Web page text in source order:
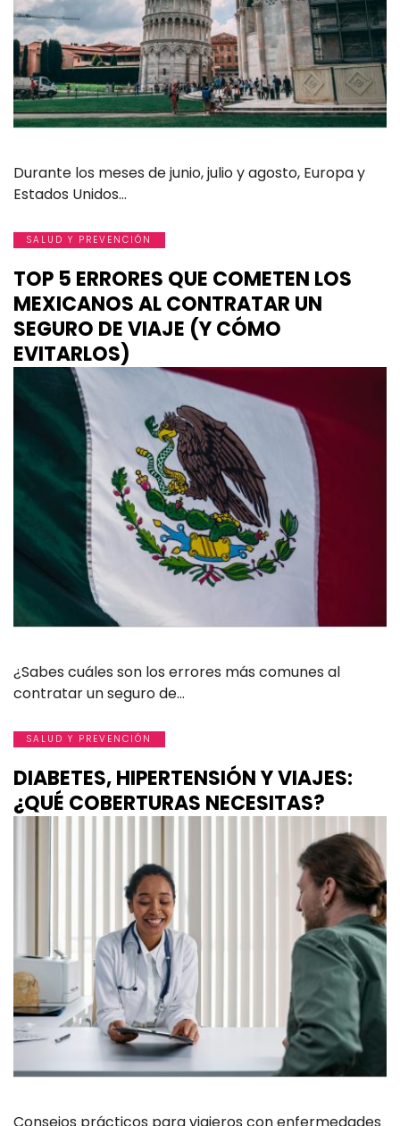
Durante los meses de junio, julio y agosto, Europa y
Estados Unidos…
SALUD Y PREVENCIÓN
TOP 5 ERRORES QUE COMETEN LOS
MEXICANOS AL CONTRATAR UN
SEGURO DE VIAJE (Y CÓMO
EVITARLOS)
¿Sabes cuáles son los errores más comunes al
contratar un seguro de…
SALUD Y PREVENCIÓN
DIABETES, HIPERTENSIÓN Y VIAJES:
¿QUÉ COBERTURAS NECESITAS?
Consejos prácticos para viajeros con enfermedades